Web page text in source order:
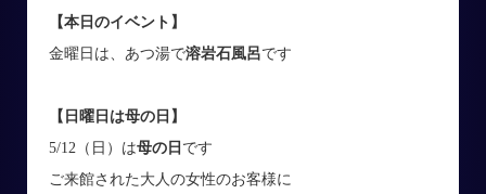
【本日のイベント】
金曜日は、あつ湯で溶岩石風呂です
【日曜日は母の日】
5/12（日）は母の日 です
ご来館された大人の女性のお客様に